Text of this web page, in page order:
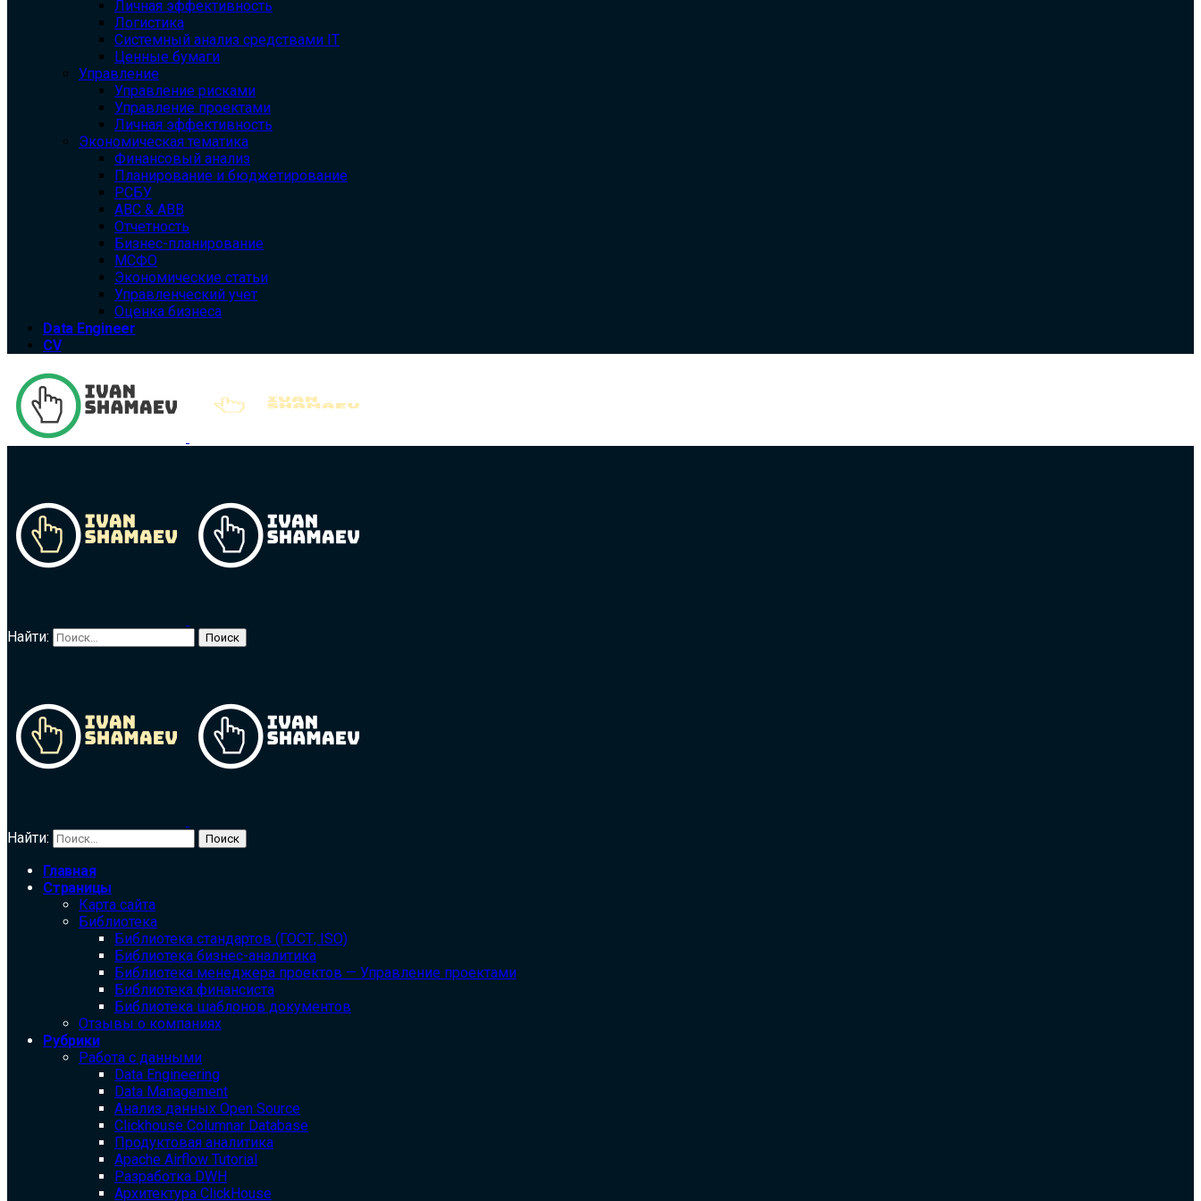
Личная эффективность
Логистика
Системный анализ средствами IT
Ценные бумаги
Управление
Управление рисками
Управление проектами
Личная эффективность
Экономическая тематика
Финансовый анализ
Планирование и бюджетирование
РСБУ
ABC & ABB
Отчетность
Бизнес-планирование
МСФО
Экономические статьи
Управленческий учет
Оценка бизнеса
Data Engineer
CV
Найти:
Найти:
Главная
Страницы
Карта сайта
Библиотека
Библиотека cтандартов (ГОСТ, ISO)
Библиотека бизнес-аналитика
Библиотека менеджера проектов — Управление проектами
Библиотека финансиста
Библиотека шаблонов документов
Отзывы о компаниях
Рубрики
Работа с данными
Data Engineering
Data Management
Анализ данных Open Source
Clickhouse Columnar Database
Продуктовая аналитика
Apache Airflow Tutorial
Разработка DWH
Архитектура ClickHouse